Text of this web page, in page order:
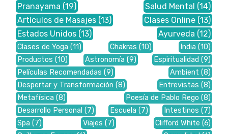
Pranayama (19) Salud Mental (14)
Artículos de Masajes (13) Clases Online (13)
Estados Unidos (13) Ayurveda (12)
Clases de Yoga (11) Chakras (10) India (10)
Productos (10) Astronomía (9) Espiritualidad (9)
Películas Recomendadas (9) Ambient (8)
Despertar y Transformación (8) Entrevistas (8)
Metafísica (8) Poesía de Pablo Rego (8)
Desarrollo Personal (7) Escuela (7) Intestinos (7)
Spa (7) Viajes (7) Clifford White (6)